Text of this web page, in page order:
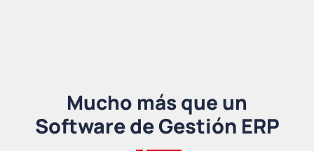
Mucho más que un
Software de Gestión ERP